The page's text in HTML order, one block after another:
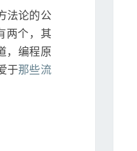
法论的公
两个，其
，编程原
于那些流